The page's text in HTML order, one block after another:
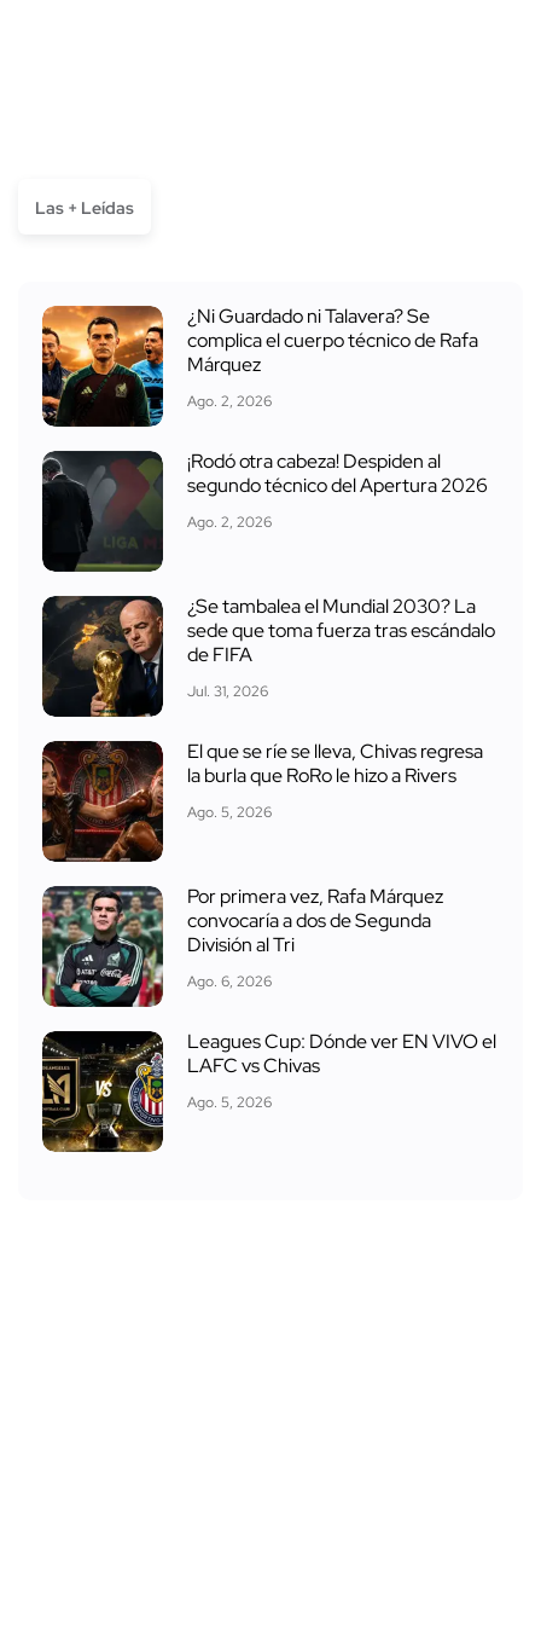
Las + Leídas
¿Ni Guardado ni Talavera? Se
complica el cuerpo técnico de Rafa
Márquez
Ago. 2, 2026
¡Rodó otra cabeza! Despiden al
segundo técnico del Apertura 2026
Ago. 2, 2026
¿Se tambalea el Mundial 2030? La
sede que toma fuerza tras escándalo
de FIFA
Jul. 31, 2026
El que se ríe se lleva, Chivas regresa
la burla que RoRo le hizo a Rivers
Ago. 5, 2026
Por primera vez, Rafa Márquez
convocaría a dos de Segunda
División al Tri
Ago. 6, 2026
Leagues Cup: Dónde ver EN VIVO el
LAFC vs Chivas
Ago. 5, 2026